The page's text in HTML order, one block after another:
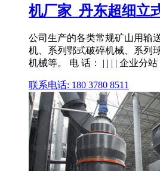
机厂家_丹东超细立
公司生产的各类常规矿山用输
机、系列鄂式破碎机械、系列
机械等。 电 话： | | | | 企业分站
联系电话: 180 3780 8511